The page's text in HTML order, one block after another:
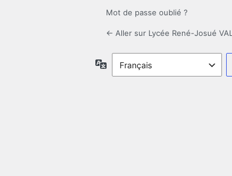
Mot de passe oublié ?
← Aller sur Lycée René-Josué
Langue